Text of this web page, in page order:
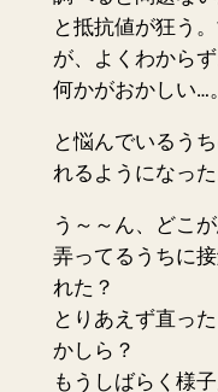
と抵抗値が狂う
が、よくわからず
何かがおかしい…。
と悩んでいるう
れるようになった
う～～ん、どこ
弄ってるうちに
れた？
とりあえず直っ
かしら？
もうしばらく様子